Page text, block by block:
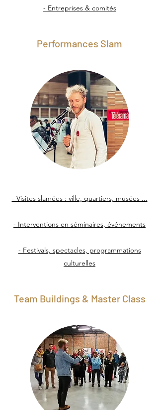
- Entreprises & comités
Performances Slam
- Visites slamées : ville, quartiers, musées ...
- Interventions en séminaires, événements
- Festivals, spectacles, programmations
culturelles
Team Buildings & Master Class